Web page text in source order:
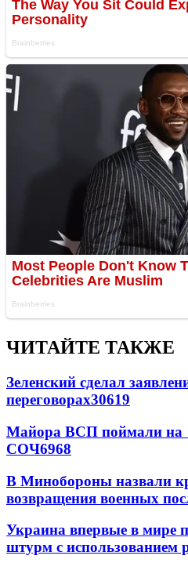
ЧИТАЙТЕ ТАКЖЕ
Зеленский сделал
переговорах30619
Майора ВСП поймали на
СОЧ6968
В Минобороны назвали
возвращения военных
Украина впервые в мире
штурм с использованием